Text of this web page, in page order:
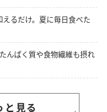
えるだけ。夏に毎日食べた
んぱく質や食物繊維も摂れ
と見る